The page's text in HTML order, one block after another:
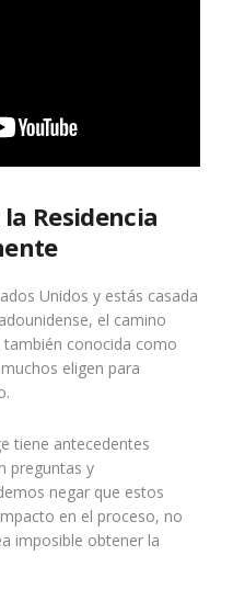
Residencia
Unidos y estás casada
el camino
también conocida como
eligen para
tiene antecedentes
preguntas y
negar que estos
en el proceso, no
imposible obtener la